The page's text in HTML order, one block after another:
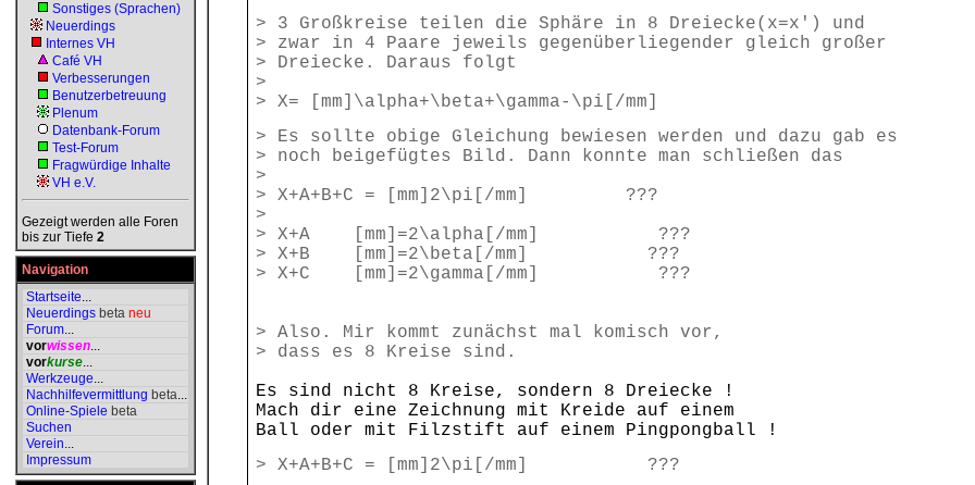
Sonstiges (Sprachen)
Neuerdings
Internes VH
Café VH
Verbesserungen
Benutzerbetreuung
Plenum
Datenbank-Forum
Test-Forum
Fragwürdige Inhalte
VH e.V.
Gezeigt werden alle Foren
bis zur Tiefe 2
Navigation
Startseite...
Neuerdings beta neu
Forum...
vorwissen...
vorkurse...
Werkzeuge...
Nachhilfevermittlung beta...
Online-Spiele beta
Suchen
Verein...
Impressum
> 3 Großkreise teilen die Sphäre in 8 Dreiecke(x=x') und
> zwar in 4 Paare jeweils gegenüberliegender gleich großer
> Dreiecke. Daraus folgt
>
> X= [mm]\alpha+\beta+\gamma-\pi[/mm]
> Es sollte obige Gleichung bewiesen werden und dazu gab es
> noch beigefügtes Bild. Dann konnte man schließen das
>
> X+A+B+C = [mm]2\pi[/mm] ???
>
> X+A [mm]=2\alpha[/mm] ???
> X+B [mm]=2\beta[/mm] ???
> X+C [mm]=2\gamma[/mm] ???
> Also. Mir kommt zunächst mal komisch vor,
> dass es 8 Kreise sind.
Es sind nicht 8 Kreise, sondern 8 Dreiecke !
Mach dir eine Zeichnung mit Kreide auf einem
Ball oder mit Filzstift auf einem Pingpongball !
> X+A+B+C = [mm]2\pi[/mm] ???